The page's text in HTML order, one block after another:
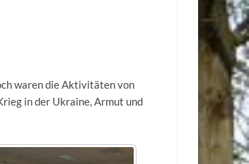
waren die Aktivitäten von
in der Ukraine, Armut und